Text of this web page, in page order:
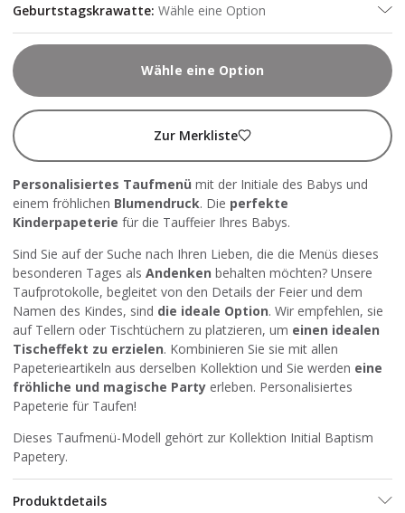
Geburtstagskrawatte: Wähle eine Option
Wähle eine Option
Zur Merkliste
Personalisiertes Taufmenü mit der Initiale des Babys und
einem fröhlichen Blumendruck. Die perfekte
Kinderpapeterie für die Tauffeier Ihres Babys.
Sind Sie auf der Suche nach Ihren Lieben, die die Menüs dieses
besonderen Tages als Andenken behalten möchten? Unsere
Taufprotokolle, begleitet von den Details der Feier und dem
Namen des Kindes, sind die ideale Option. Wir empfehlen, sie
auf Tellern oder Tischtüchern zu platzieren, um einen idealen
Tischeffekt zu erzielen. Kombinieren Sie sie mit allen
Papeterieartikeln aus derselben Kollektion und Sie werden eine
fröhliche und magische Party erleben. Personalisiertes
Papeterie für Taufen!
Dieses Taufmenü-Modell gehört zur Kollektion Initial Baptism
Papetery.
Produktdetails